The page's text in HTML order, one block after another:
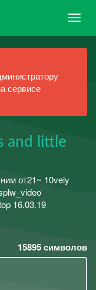
сервисе
and little
от21~ 10vely
16.03.19
15895символов